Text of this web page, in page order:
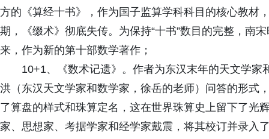
方的《算经十书》，作为国子监算学科科目的核心教材
期，《缀术》彻底失传。为保持“十书”数目的完整，南
来，作为新的第十部数学著作；
10+1、《数术记遗》。作者为东汉末年的天文学
洪（东汉天文学家和数学家，徐岳的老师）问答的形式
了算盘的样式和珠算定名，这在世界珠算史上留下了光
家、思想家、考据学家和经学家戴震，将其校订并录入